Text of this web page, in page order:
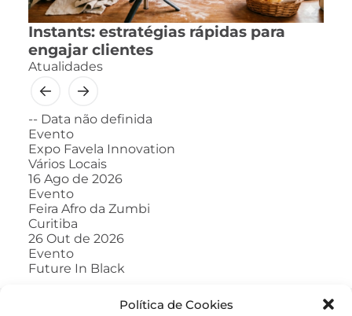
Política de Cookies
Instants: estratégias rápidas para
engajar clientes
Atualidades
-- Data não definida
Evento
Expo Favela Innovation
Vários Locais
16 Ago de 2026
Evento
Feira Afro da Zumbi
Curitiba
26 Out de 2026
Evento
Future In Black